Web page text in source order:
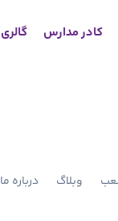
کادر مدارس گالری
وبلاگ
درباره ما